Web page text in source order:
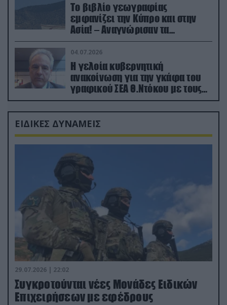
Το βιβλίο γεωγραφίας
εμφανίζει την Κύπρο και στην
Ασία! – Αναγνώρισαν τα
κατεχόμενα; (φωτο)
04.07.2026
Η γελοία κυβερνητική
ανακοίνωση για την γκάφα του
γραφικού ΣΕΑ Θ.Ντόκου με τους
Ρώσους φαρσέρ
ΕΙΔΙΚΕΣ ΔΥΝΑΜΕΙΣ
29.07.2026 | 22:02
Συγκροτούνται νέες Μονάδες Ειδικών
Επιχειρήσεων με εφέδρους